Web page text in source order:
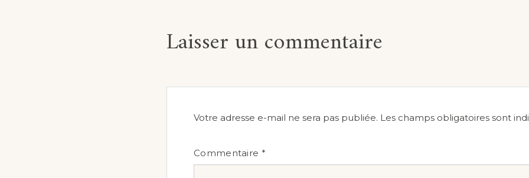
Laisser un commentaire
Votre adresse e-mail ne sera pas publiée. Les champs obligatoires sont
Commentaire *